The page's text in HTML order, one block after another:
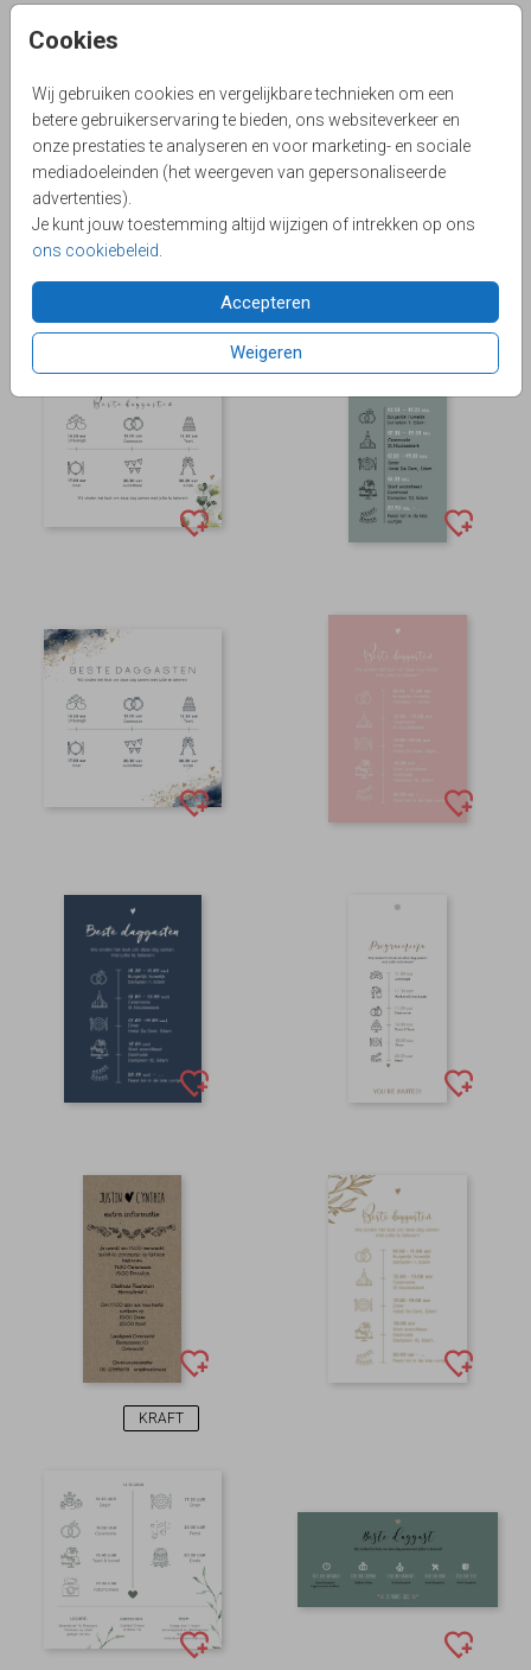
Cookies
Wij gebruiken cookies en vergelijkbare technieken om een
betere gebruikerservaring te bieden, ons websiteverkeer en
onze prestaties te analyseren en voor marketing- en sociale
mediadoeleinden (het weergeven van gepersonaliseerde
advertenties).
Je kunt jouw toestemming altijd wijzigen of intrekken op ons
ons cookiebeleid
Accepteren
Weigeren
KRAFT